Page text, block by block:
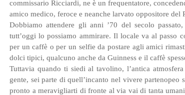
commissario Ricciardi, ne è un frequentatore,
amico medico, feroce e neanche larvato oppositore
Dobbiamo attendere gli anni ’70 del secolo
tutt’oggi lo possiamo ammirare. Il locale va al
per un caffè o per un selfie da postare agli amici
dolci tipici, qualcuno anche da Guinness e il caffè
Tuttavia quando ti siedi al tavolino, l’antica
gente, sei parte di quell’incanto nel vivere
pronto a meravigliarti di fronte al via vai di tanta